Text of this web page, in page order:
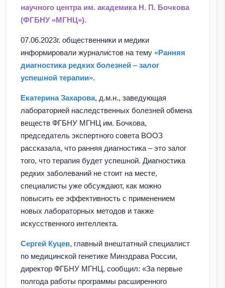
научного центра им. академика Н. П. Бочкова
(ФГБНУ «МГНЦ»).
07.06.2023г. общественники и медики
информировали журналистов на тему «Ранняя
диагностика редких болезней – залог
успешной терапии».
Екатерина Захарова, д.м.н., заведующая
лабораторией наследственных болезней обмена
веществ ФГБНУ МГНЦ им. Бочкова,
председатель экспертного совета ВООЗ
рассказала, что ранняя диагностика – это залог
того, что терапия будет успешной. Диагностика
редких заболеваний не стоит на месте,
специалисты уже обсуждают, как можно
повысить ее эффективность с применением
новых лабораторных методов и также
искусственного интеллекта.
Сергей Куцев, главный внештатный специалист
по медицинской генетике Минздрава России,
директор ФГБНУ МГНЦ, сообщил: «За первые
полгода работы программы расширенного